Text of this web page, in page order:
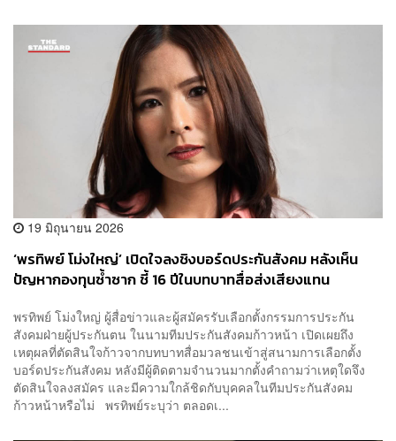
19 มิถุนายน 2026
‘พรทิพย์ โม่งใหญ่’ เปิดใจลงชิงบอร์ดประกันสังคม หลังเห็น
ปัญหากองทุนซ้ำซาก ชี้ 16 ปีในบทบาทสื่อส่งเสียงแทน
พรทิพย์ โม่งใหญ่ ผู้สื่อข่าวและผู้สมัครรับเลือกตั้งกรรมการประกัน
สังคมฝ่ายผู้ประกันตน ในนามทีมประกันสังคมก้าวหน้า เปิดเผยถึง
เหตุผลที่ตัดสินใจก้าวจากบทบาทสื่อมวลชนเข้าสู่สนามการเลือกตั้ง
บอร์ดประกันสังคม หลังมีผู้ติดตามจำนวนมากตั้งคำถามว่าเหตุใดจึง
ตัดสินใจลงสมัคร และมีความใกล้ชิดกับบุคคลในทีมประกันสังคม
ก้าวหน้าหรือไม่ พรทิพย์ระบุว่า ตลอดเ...